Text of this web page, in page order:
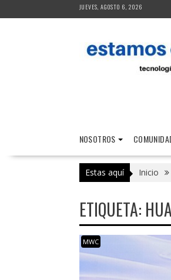
al
JUEVES, AGOSTO 6, 2026
NOSOTROS
Estas aquí Inicio
ETIQUETA:
MWC